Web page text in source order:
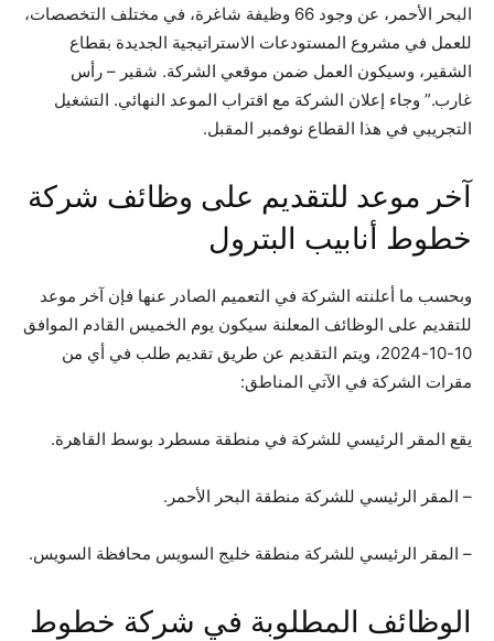
البحر الأحمر، عن وجود 66 وظيفة شاغرة، في مختلف التخصصات،
للعمل في مشروع المستودعات الاستراتيجية الجديدة بقطاع
الشقير، وسيكون العمل ضمن موقعي الشركة. شقير – رأس
غارب.” وجاء إعلان الشركة مع اقتراب الموعد النهائي. التشغيل
التجريبي في هذا القطاع نوفمبر المقبل.
آخر موعد للتقديم على وظائف شركة
خطوط أنابيب البترول
وبحسب ما أعلنته الشركة في التعميم الصادر عنها فإن آخر موعد
للتقديم على الوظائف المعلنة سيكون يوم الخميس القادم الموافق
10-10-2024، ويتم التقديم عن طريق تقديم طلب في أي من
مقرات الشركة في الآتي المناطق:
يقع المقر الرئيسي للشركة في منطقة مسطرد بوسط القاهرة.
– المقر الرئيسي للشركة منطقة البحر الأحمر.
– المقر الرئيسي للشركة منطقة خليج السويس محافظة السويس.
الوظائف المطلوبة في شركة خطوط